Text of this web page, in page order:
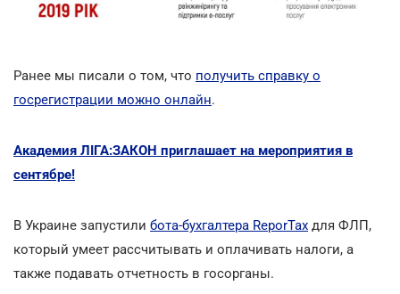
Ранее мы писали о том, что получить справку о
госрегистрации можно онлайн.
Академия ЛІГА:ЗАКОН приглашает на мероприятия в
сентябре!
В Украине запустили бота-бухгалтера ReporTax для ФЛП,
который умеет рассчитывать и оплачивать налоги, а
также подавать отчетность в госорганы.